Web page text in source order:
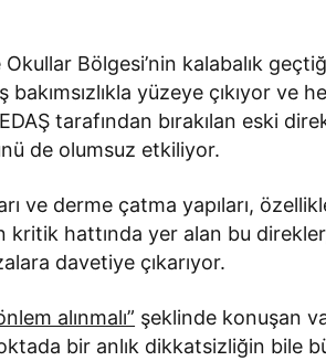
Bölgesi’nin kalabalık
yüzeye çıkıyor ve
tarafından bırakılan eski
de olumsuz etkiliyor.
ve derme çatma yapıları,
kritik hattında yer alan bu
davetiye çıkarıyor.
alınmalı” şeklinde konuşan
bir anlık dikkatsizliğin bile